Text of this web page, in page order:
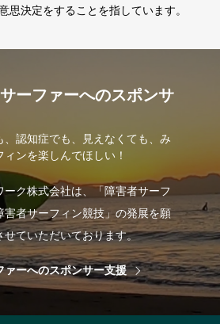
思決定をすることを指しています。
ーファーへのスポンサ
、認知症でも、見えなくても、み
ンを楽しんでほしい！
ーク株式会社は、「障害者サーフ
害者サーフィン競技」の発展を願
せていただいております。
ァーへのスポンサー支援